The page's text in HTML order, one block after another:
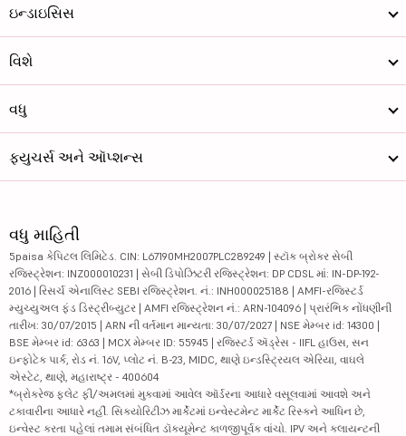
ઇન્ડાઇસિસ
વિશે
વધુ
ફ્યુચર્સ અને ઑપ્શન્સ
વધુ માહિતી
5paisa કેપિટલ લિમિટેડ. CIN: L67190MH2007PLC289249 | સ્ટૉક બ્રોકર સેબી
રજિસ્ટ્રેશન: INZ000010231 | સેબી ડિપોઝિટરી રજિસ્ટ્રેશન: DP CDSL માં: IN-DP-192-
2016 | રિસર્ચ એનાલિસ્ટ SEBI રજિસ્ટ્રેશન. નં.: INH000025188 | AMFI-રજિસ્ટર્ડ
મ્યુચ્યુઅલ ફંડ ડિસ્ટ્રીબ્યુટર | AMFI રજિસ્ટ્રેશન નં.: ARN-104096 | પ્રારંભિક નોંધણીની
તારીખ: 30/07/2015 | ARN ની વર્તમાન માન્યતા: 30/07/2027 | NSE મેમ્બર id: 14300 |
BSE મેમ્બર id: 6363 | MCX મેમ્બર ID: 55945 | રજિસ્ટર્ડ ઍડ્રેસ - IIFL હાઉસ, સન
ઇન્ફોટેક પાર્ક, રોડ નં. 16V, પ્લોટ નં. B-23, MIDC, થાણે ઇન્ડસ્ટ્રિયલ એરિયા, વાઘલે
એસ્ટેટ, થાણે, મહારાષ્ટ્ર - 400604
*બ્રોકરેજ ફ્લેટ ફી/અમલમાં મુકવામાં આવેલ ઑર્ડરના આધારે વસૂલવામાં આવશે અને
ટકાવારીના આધારે નહીં. સિક્યોરિટીઝ માર્કેટમાં ઇન્વેસ્ટમેન્ટ માર્કેટ રિસ્કને આધિન છે,
ઇન્વેસ્ટ કરતા પહેલાં તમામ સંબંધિત ડૉક્યૂમેન્ટ કાળજીપૂર્વક વાંચો. IPV અને ક્લાયન્ટની